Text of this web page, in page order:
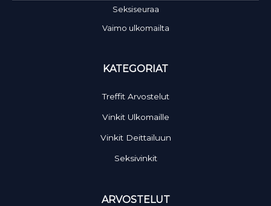
Seksiseuraa
Vaimo ulkomailta
KATEGORIAT
Treffit Arvostelut
Vinkit Ulkomaille
Vinkit Deittailuun
Seksivinkit
ARVOSTELUT